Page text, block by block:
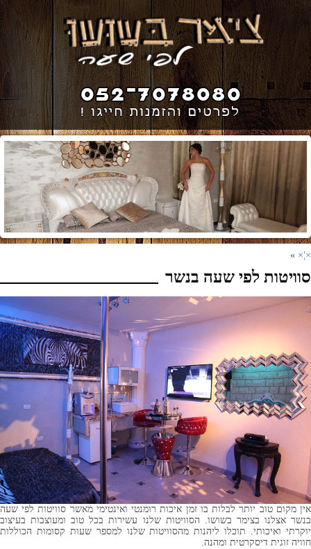
×¦×
»
סוויטות לפי שעה בנשר
אין מקום טוב יותר לבלות בו זמן איכות רומנטי ואינטימי מאשר סוויטות לפי שעה
בנשר אצלנו בצימר בשושו . הסוויטות שלנו עשירות בכל טוב ומעוצבות בעיצוב
יוקרתי ואיכותי. תוכלו ליהנות מהסוויטות שלנו למספר שעות קסומות הכוללות
חוויה זוגית דיסקרטית ומהנה.